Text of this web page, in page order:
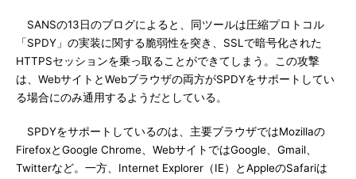
SANSの13日のブログによると、同ツールは圧縮プロトコル
「SPDY」の実装に関する脆弱性を突き、SSLで暗号化された
HTTPSセッションを乗っ取ることができてしまう。この攻撃
は、WebサイトとWebブラウザの両方がSPDYをサポートしてい
る場合にのみ通用するようだとしている。
SPDYをサポートしているのは、主要ブラウザではMozillaの
FirefoxとGoogle Chrome、WebサイトではGoogle、Gmail、
Twitterなど。一方、Internet Explorer（IE）とAppleのSafariは